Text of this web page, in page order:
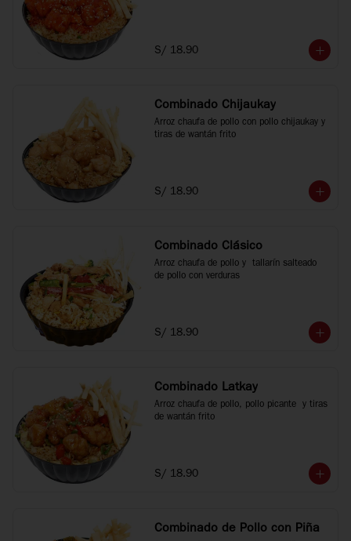
S/ 18.90
Combinado Chijaukay
Arroz chaufa de pollo con pollo chijaukay y
tiras de wantán frito
S/ 18.90
Combinado Clásico
Arroz chaufa de pollo y  tallarín salteado
de pollo con verduras
S/ 18.90
Combinado Latkay
Arroz chaufa de pollo, pollo picante  y tiras
de wantán frito
S/ 18.90
Combinado de Pollo con Piña